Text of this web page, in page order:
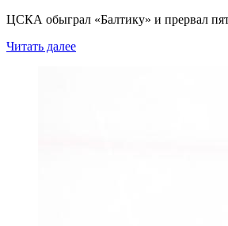
ЦСКА обыграл «Балтику» и прервал
Читать далее